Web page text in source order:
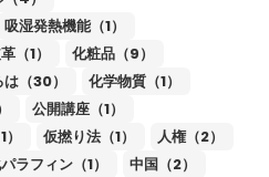
吸湿発熱機能（1）
（1）
化粧品（9）
（30）
化学物質（1）
公開講座（1）
仮撚り法（1）
人権（2）
ラフィン（1） 中国（2）